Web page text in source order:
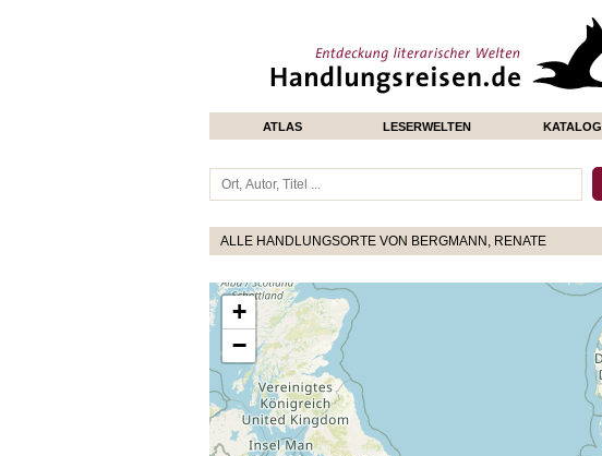
ATLAS LESERWELTEN KATALOG
ALLE HANDLUNGSORTE VON BERGMANN, RENATE
+
−